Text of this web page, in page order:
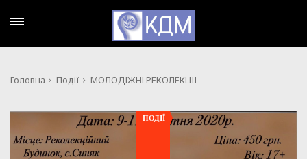
Головна Події МОЛОДІЖНІ РЕКОЛЕКЦІЇ
ПОДІЇ